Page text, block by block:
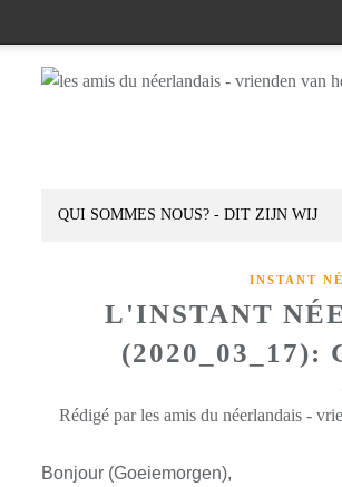
QUI SOMMES NOUS? - DIT ZIJN WIJ
INSTANT
L'INSTANT
(2020_03_17):
Rédigé par les amis du néerlandais -
Bonjour (Goeiemorgen),